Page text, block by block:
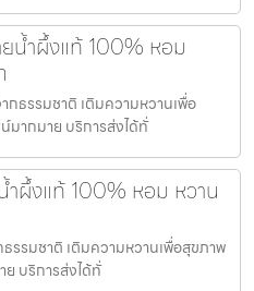
น้ำผึ้งแท้ 100% หอม
กธรรมชาติ เติมความหวานเพื่อ
มากมาย บริการส่งได้ทั่
ผึ้งแท้ 100% หอม หวาน
รรมชาติ เติมความหวานเพื่อสุขภาพ
บริการส่งได้ทั่